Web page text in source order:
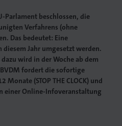
Parlament beschlossen, die
Verfahrens (ohne
Das bedeutet: Eine
Jahr umgesetzt werden.
wird in der Woche ab dem
fordert die sofortige
(STOP THE CLOCK) und
einer Online-Infoveranstaltung